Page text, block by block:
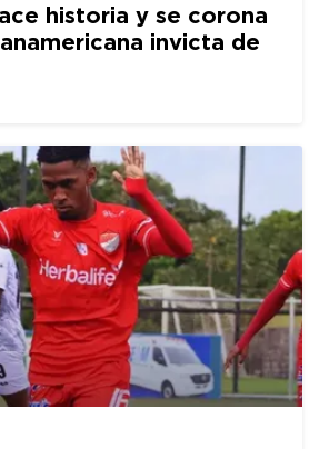
historia y se corona
invicta de